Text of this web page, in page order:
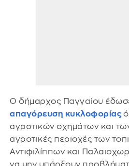
Ο δήμαρχος Παγγαίου
απαγόρευση κυκλοφορίας
αγροτικών οχημάτων και
αγροτικές περιοχές των
Αντιφιλίππων και